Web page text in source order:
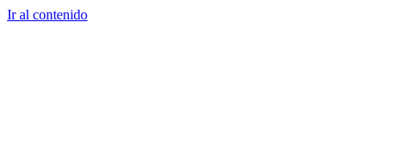
Ir al contenido